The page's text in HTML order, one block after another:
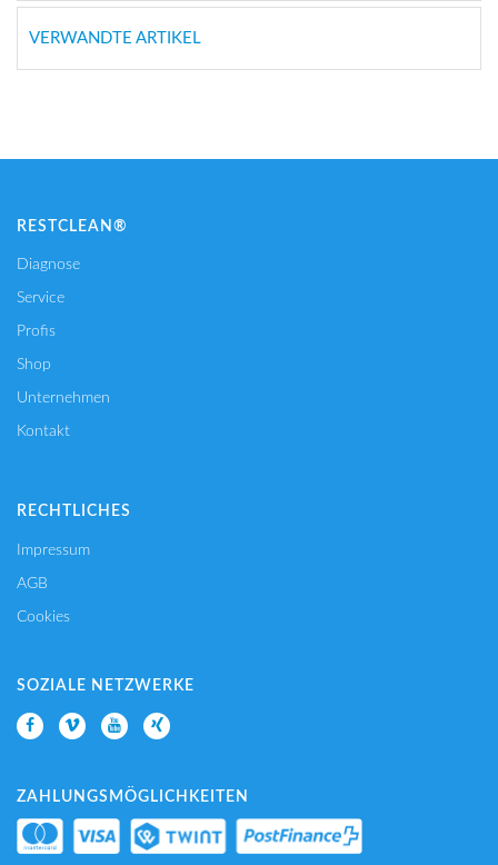
VERWANDTE ARTIKEL
RESTCLEAN®
Diagnose
Service
Profis
Shop
Unternehmen
Kontakt
RECHTLICHES
Impressum
AGB
Cookies
SOZIALE NETZWERKE
ZAHLUNGSMÖGLICHKEITEN